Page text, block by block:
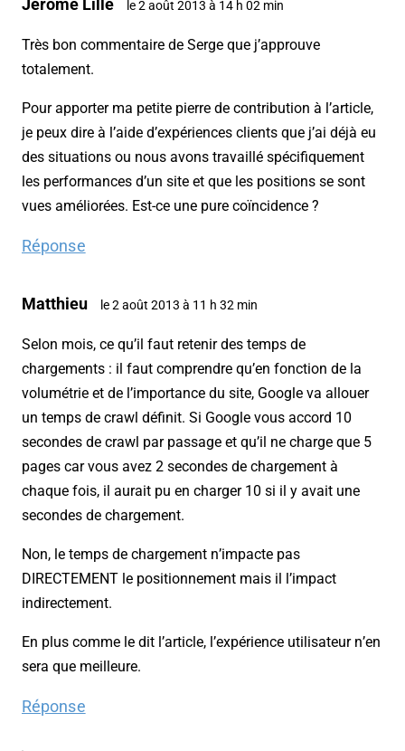
Jérôme Lille le 2 août 2013 à 14 h 02 min
Très bon commentaire de Serge que j’approuve
totalement.
Pour apporter ma petite pierre de contribution à l’article,
je peux dire à l’aide d’expériences clients que j’ai déjà eu
des situations ou nous avons travaillé spécifiquement
les performances d’un site et que les positions se sont
vues améliorées. Est-ce une pure coïncidence ?
Réponse
Matthieu le 2 août 2013 à 11 h 32 min
Selon mois, ce qu’il faut retenir des temps de
chargements : il faut comprendre qu’en fonction de la
volumétrie et de l’importance du site, Google va allouer
un temps de crawl définit. Si Google vous accord 10
secondes de crawl par passage et qu’il ne charge que 5
pages car vous avez 2 secondes de chargement à
chaque fois, il aurait pu en charger 10 si il y avait une
secondes de chargement.
Non, le temps de chargement n’impacte pas
DIRECTEMENT le positionnement mais il l’impact
indirectement.
En plus comme le dit l’article, l’expérience utilisateur n’en
sera que meilleure.
Réponse